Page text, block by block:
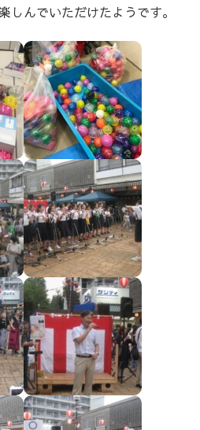
しんでいただけたようです。